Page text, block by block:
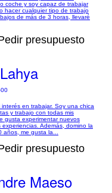
coche y soy capaz de trabajar
hacer cualquier tipo de trabajo
de más de 3 horas, llevaré
presupuesto
en trabajar. Soy una chica
y trabajo con todas mis
gusta experimentar nuevos
Además, domino la
me gusta la...
presupuesto
Maeso